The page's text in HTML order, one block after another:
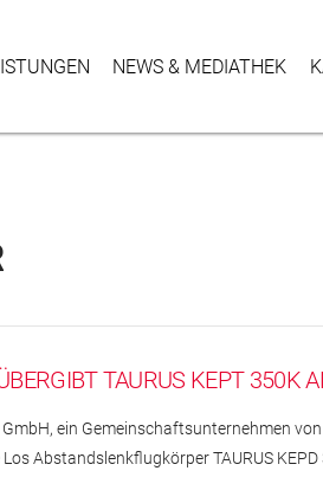
NEWS & MEDIATHEK
TAURUS KEPT 350K
ein Gemeinschaftsunternehmen
Abstandslenkflugkörper TAURUS